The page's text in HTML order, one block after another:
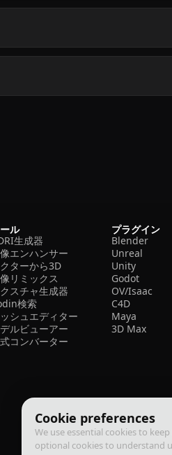
Cookie preferences
We use essential cookies to
optional cookies to understand
ル
生成器
エンハンサー
ターから3D
リミックス
スチャ生成器
検索
シュエディター
ルビューアー
コンバーター
プラグイン
Blender
Unreal
Unity
Godot
OV/Isaac
C4D
Maya
3D Max